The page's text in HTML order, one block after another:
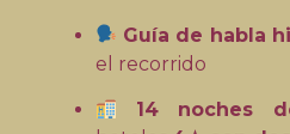
Guía de habla
el recorrido
14 noches